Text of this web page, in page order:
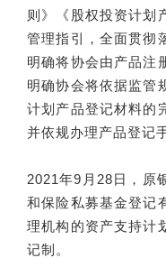
则》《股权投资计划
管理指引，全面贯彻
明确将协会由产品注
明确协会将依据监管
计划产品登记材料的
并依规办理产品登记
2021年9月28日，原
和保险私募基金登记
理机构的资产支持计
记制。